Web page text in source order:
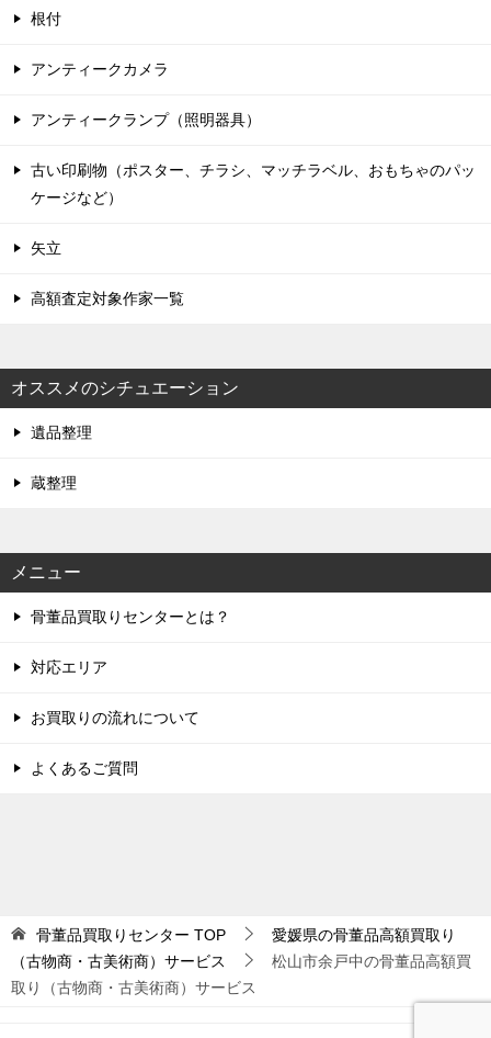
根付
アンティークカメラ
アンティークランプ（照明器具）
古い印刷物（ポスター、チラシ、マッチラベル、おもちゃのパッ
ケージなど）
矢立
高額査定対象作家一覧
オススメのシチュエーション
遺品整理
蔵整理
メニュー
骨董品買取りセンターとは？
対応エリア
お買取りの流れについて
よくあるご質問
骨董品買取りセンター TOP
愛媛県の骨董品高額買取り
（古物商・古美術商）サービス
松山市余戸中の骨董品高額買
取り（古物商・古美術商）サービス